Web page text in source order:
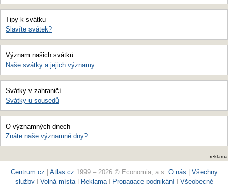
Tipy k svátku
Slavíte svátek?
Význam našich svátků
Naše svátky a jejich významy
Svátky v zahraničí
Svátky u sousedů
O významných dnech
Znáte naše významné dny?
reklama
Centrum.cz Atlas.cz 1999 – 2026 © Economia, a.s. O nás
Všechny
služby
Volná místa| Reklama Propagace podnikání| Všeobecné